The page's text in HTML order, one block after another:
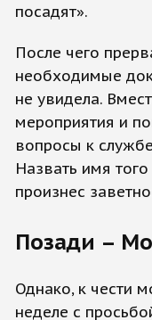
посадят».
После чего
необходимые
не увидела.
мероприятия и
вопросы к
Назвать имя
произнес
Позади –
Однако, к чести
неделе с